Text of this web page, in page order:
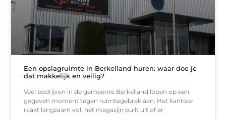
Een opslagruimte in Berkelland huren: waar doe je
dat makkelijk en veilig?
Veel bedrijven in de gemeente Berkelland lopen op een
gegeven moment tegen ruimtegebrek aan. Het kantoor
raakt langzaam vol, het magazijn puilt uit of er